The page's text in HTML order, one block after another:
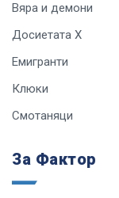
Вяра и демони
Досиетата Х
Емигранти
Клюки
Смотаняци
За Фактор